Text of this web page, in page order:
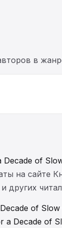
в
of
на сайте
of
a Decade of